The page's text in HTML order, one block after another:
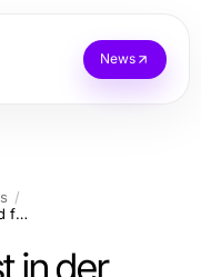
News
Heizung Notdienst in der Nähe: Wir sind für Sie da, wenn Ihre Heizung streikt
in der